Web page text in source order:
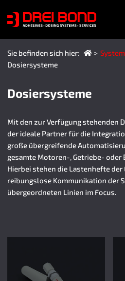
Sie befinden sich hier:
Dosiersysteme(aktuelle Seite)
Dosiersysteme
Mit den zur Verfügung stehenden
der ideale Partner für die
große übergreifende
gesamte Motoren-, Getriebe-
Hierbei stehen die Lastenhefte der
reibungslose Kommunikation der
übergeordneten Linien im Focus.